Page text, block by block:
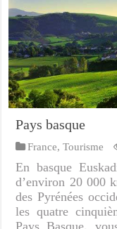
Pays basque
France,Tourisme
En basque
d’environ 20 000
des Pyrénées
les quatre
Pays Basque,